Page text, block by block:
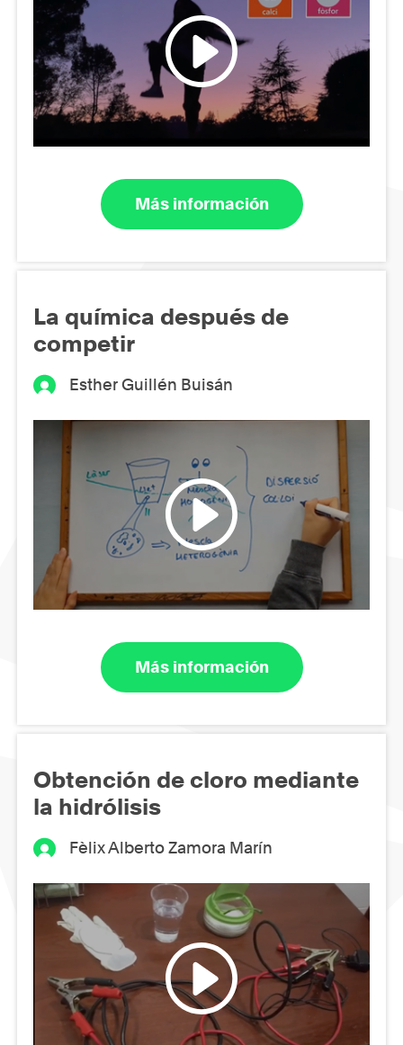
Más información
La química después de
competir
Esther Guillén Buisán
Más información
Obtención de cloro mediante
la hidrólisis
Fèlix Alberto Zamora Marín